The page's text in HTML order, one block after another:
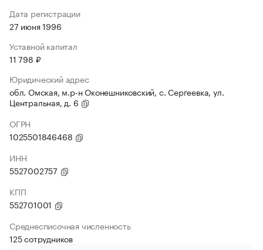
Дата регистрации
27 июня 1996
Уставной капитал
11 798 ₽
Юридический адрес
обл. Омская, м.р-н Оконешниковский, с. Сергеевка, ул.
Центральная, д. 6
ОГРН
1025501846468
ИНН
5527002757
КПП
552701001
Среднесписочная численность
125 сотрудников